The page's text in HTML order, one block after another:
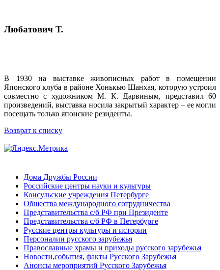
Любатович Т.
В 1930 на выставке живописных работ в помещении
Японского клуба в районе Хонькью Шанхая, которую устроил
совместно с художником М. К. Дарвиным, представил 60
произведений, выставка носила закрытый характер – ее могли
посещать только японские резиденты.
Возврат к списку
Дома Дружбы России
Российские центры науки и культуры
Консульские учреждения Петербурге
Общества международного сотрудничества
Представительства с/б РФ при Президенте
Представительства с/б РФ в Петербурге
Русские центры культуры и истории
Персоналии русского зарубежья
Православные храмы и приходы русского зарубежья
Новости,события, факты Русского Зарубежья
Анонсы мероприятий Русского Зарубежья